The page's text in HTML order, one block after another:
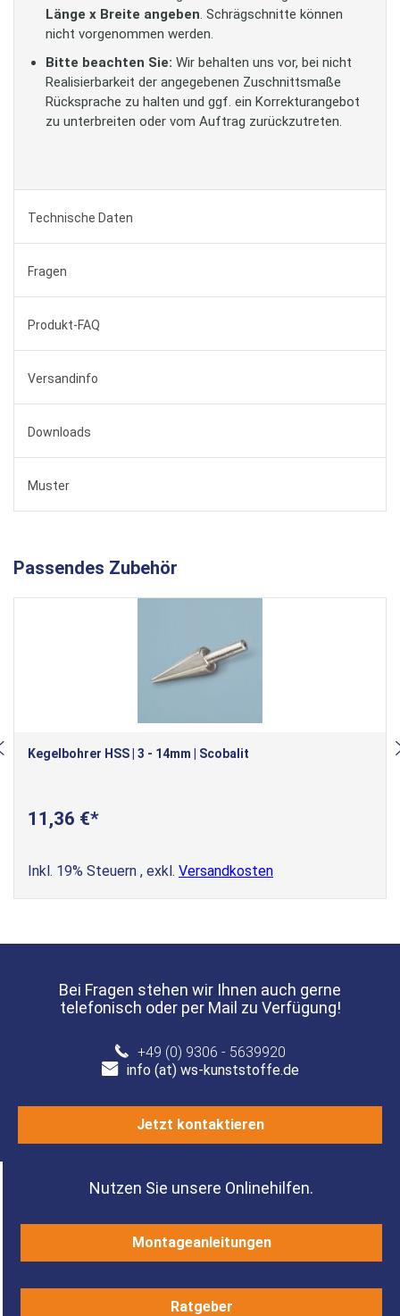
Länge x Breite angeben. Schrägschnitte können
nicht vorgenommen werden.
Bitte beachten Sie: Wir behalten uns vor, bei nicht
Realisierbarkeit der angegebenen Zuschnittsmaße
Rücksprache zu halten und ggf. ein Korrekturangebot
zu unterbreiten oder vom Auftrag zurückzutreten.
Technische Daten
Fragen
Produkt-FAQ
Versandinfo
Downloads
Muster
Passendes Zubehör
Kegelbohrer HSS | 3 - 14mm | Scobalit
11,36 €
Inkl. 19% Steuern , exkl. Versandkosten
Bei Fragen stehen wir Ihnen auch gerne
telefonisch oder per Mail zu Verfügung!
+49 (0) 9306 - 5639920
info (at) ws-kunststoffe.de
Jetzt kontaktieren
Nutzen Sie unsere Onlinehilfen.
Montageanleitungen
Ratgeber